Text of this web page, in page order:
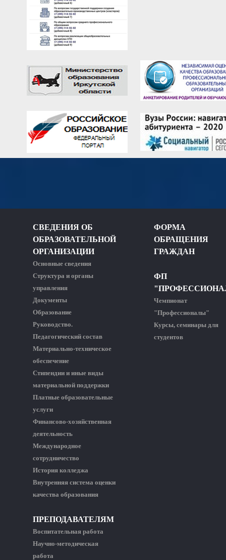
СВЕДЕНИЯ ОБ
ОБРАЗОВАТЕЛЬНОЙ
ОРГАНИЗАЦИИ
Основные сведения
Структура и органы
управления
Документы
Образование
Руководство.
Педагогический состав
Материально-техническое
обеспечение
Стипендии и иные виды
материальной поддержки
Платные образовательные
услуги
Финансово-хозяйственная
деятельность
Международное
сотрудничество
История колледжа
Внутренняя система оценки
качества образования
ПРЕПОДАВАТЕЛЯМ
Воспитательная работа
Научно-методическая
работа
ФОРМА
ОБРАЩЕНИЯ
ГРАЖДАН
ФП
Чемпионат
"Профессионалы"
Курсы, семинары для
студентов